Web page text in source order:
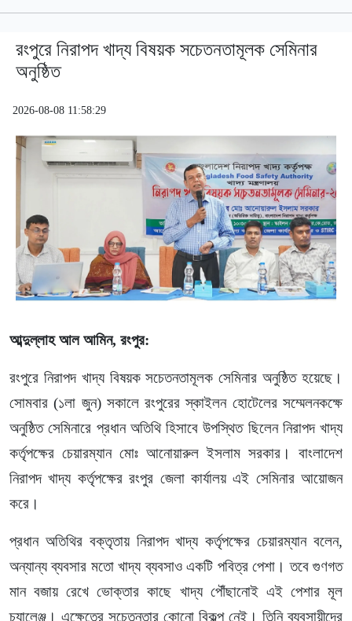
রংপুরে নিরাপদ খাদ্য বিষয়ক সচেতনতামূলক সেমিনার
অনুষ্ঠিত
2026-08-08 11:58:29
আব্দুল্লাহ আল আমিন, রংপুর:
রংপুরে নিরাপদ খাদ্য বিষয়ক সচেতনতামূলক সেমিনার অনুষ্ঠিত হয়েছে।
সোমবার (১লা জুন) সকালে রংপুরের স্কাইলন হোটেলের সম্মেলনকক্ষে
অনুষ্ঠিত সেমিনারে প্রধান অতিথি হিসাবে উপস্থিত ছিলেন নিরাপদ খাদ্য
কর্তৃপক্ষের চেয়ারম্যান মোঃ আনোয়ারুল ইসলাম সরকার। বাংলাদেশ
নিরাপদ খাদ্য কর্তৃপক্ষের রংপুর জেলা কার্যালয় এই সেমিনার আয়োজন
করে।
প্রধান অতিথির বক্তৃতায় নিরাপদ খাদ্য কর্তৃপক্ষের চেয়ারম্যান বলেন,
অন্যান্য ব্যবসার মতো খাদ্য ব্যবসাও একটি পবিত্র পেশা। তবে গুণগত
মান বজায় রেখে ভোক্তার কাছে খাদ্য পৌঁছানোই এই পেশার মূল
চ্যালেঞ্জ। এক্ষেত্রে সচেতনতার কোনো বিকল্প নেই। তিনি ব্যবসায়ীদের